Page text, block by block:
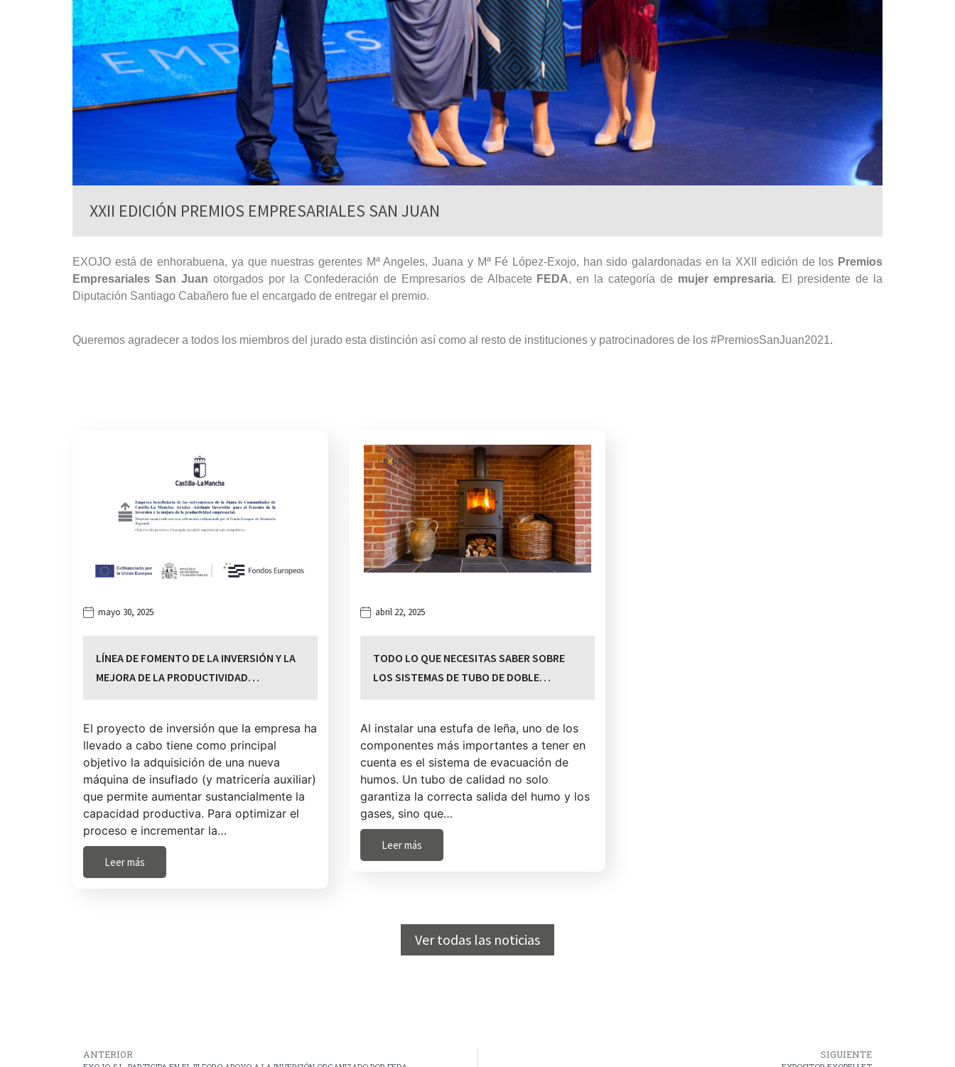
XXII EDICIÓN PREMIOS EMPRESARIALES SAN JUAN
EXOJO está de enhorabuena, ya que nuestras gerentes Mª Angeles, Juana y Mª Fé López-Exojo, han sido galardonadas en la XXII edición de los Premios
Empresariales San Juan otorgados por la Confederación de Empresarios de Albacete FEDA, en la categoría de mujer empresaria. El presidente de la
Diputación Santiago Cabañero fue el encargado de entregar el premio.
Queremos agradecer a todos los miembros del jurado esta distinción así como al resto de instituciones y patrocinadores de los #PremiosSanJuan2021.
mayo 30, 2025
LÍNEA DE FOMENTO DE LA INVERSIÓN Y LA
MEJORA DE LA PRODUCTIVIDAD…
El proyecto de inversión que la empresa ha
llevado a cabo tiene como principal
objetivo la adquisición de una nueva
máquina de insuflado (y matricería auxiliar)
que permite aumentar sustancialmente la
capacidad productiva. Para optimizar el
proceso e incrementar la…
Leer más
abril 22, 2025
TODO LO QUE NECESITAS SABER SOBRE
LOS SISTEMAS DE TUBO DE DOBLE…
Al instalar una estufa de leña, uno de los
componentes más importantes a tener en
cuenta es el sistema de evacuación de
humos. Un tubo de calidad no solo
garantiza la correcta salida del humo y los
gases, sino que…
Leer más
Ver todas las noticias
ANTERIOR SIGUIENTE